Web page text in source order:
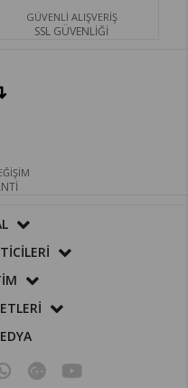
GÜVENLİ ALIŞVERİŞ
SSL GÜVENLİĞİ